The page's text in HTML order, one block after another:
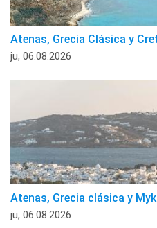
Atenas, Grecia Clásica y
ju, 06.08.2026
Atenas, Grecia clásica y
ju, 06.08.2026